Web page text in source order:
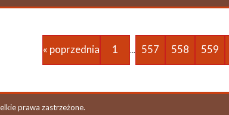
« poprzednia 1 ... 557 558 559
prawa zastrzeżone.